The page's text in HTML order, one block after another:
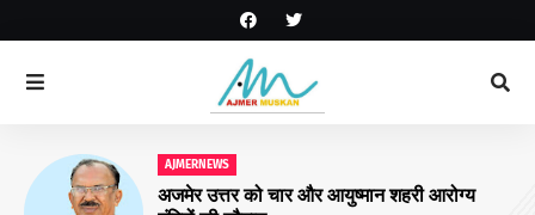
AJMERNEWS
अजमेर उत्तर को चार और आयुष्मान शहरी आरोग्य